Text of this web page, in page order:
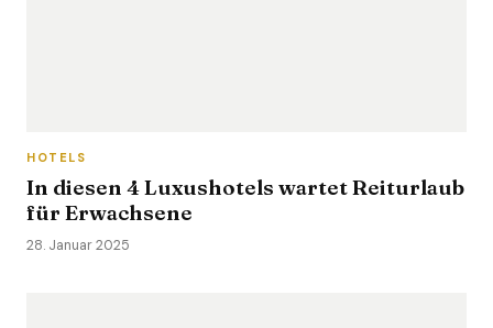
HOTELS
In diesen 4 Luxushotels wartet Reiturlaub
für Erwachsene
28. Januar 2025